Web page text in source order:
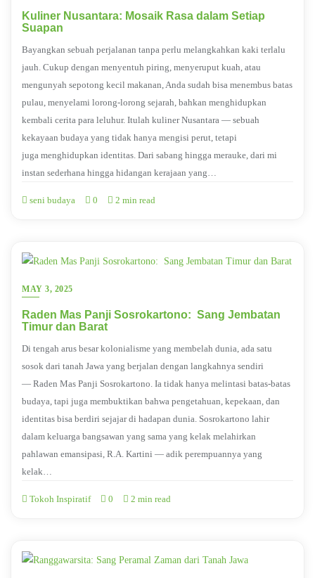
Kuliner Nusantara: Mosaik Rasa dalam Setiap
Suapan
Bayangkan sebuah perjalanan tanpa perlu melangkahkan kaki terlalu
jauh. Cukup dengan menyentuh piring, menyeruput kuah, atau
mengunyah sepotong kecil makanan, Anda sudah bisa menembus batas
pulau, menyelami lorong-lorong sejarah, bahkan menghidupkan
kembali cerita para leluhur. Itulah kuliner Nusantara — sebuah
kekayaan budaya yang tidak hanya mengisi perut, tetapi
juga menghidupkan identitas. Dari sabang hingga merauke, dari mi
instan sederhana hingga hidangan kerajaan yang…
seni budaya 0 2 min read
MAY 3, 2025
Raden Mas Panji Sosrokartono: Sang Jembatan
Timur dan Barat
Di tengah arus besar kolonialisme yang membelah dunia, ada satu
sosok dari tanah Jawa yang berjalan dengan langkahnya sendiri
— Raden Mas Panji Sosrokartono. Ia tidak hanya melintasi batas-batas
budaya, tapi juga membuktikan bahwa pengetahuan, kepekaan, dan
identitas bisa berdiri sejajar di hadapan dunia. Sosrokartono lahir
dalam keluarga bangsawan yang sama yang kelak melahirkan
pahlawan emansipasi, R.A. Kartini — adik perempuannya yang
kelak…
Tokoh Inspiratif 0 2 min read